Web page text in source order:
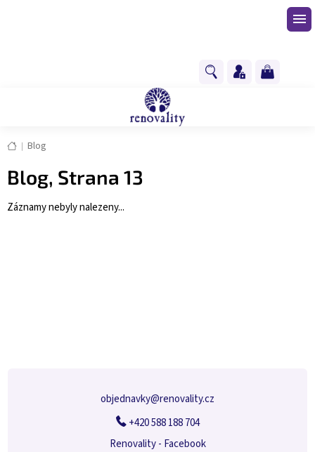
NÁKUPNÍ
Domů
Blog
Blog, Strana 13
Záznamy nebyly nalezeny...
objednavky@renovality.cz
+420 588 188 704
Renovality - Facebook